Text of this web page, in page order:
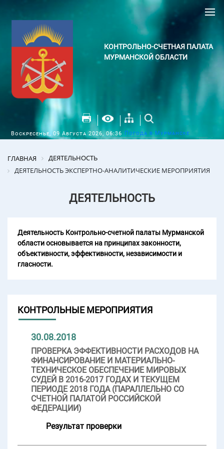
КОНТРОЛЬНО-СЧЕТНАЯ ПАЛАТА
МУРМАНСКОЙ ОБЛАСТИ
Воскресенье, 09 Августа 2026, 06:36 Погода в Мурманске
ГЛАВНАЯ
ДЕЯТЕЛЬНОСТЬ
ДЕЯТЕЛЬНОСТЬ ЭКСПЕРТНО-АНАЛИТИЧЕСКИЕ МЕРОПРИЯТИЯ
ДЕЯТЕЛЬНОСТЬ
Деятельность Контрольно-счетной палаты Мурманской
области основывается на принципах законности,
объективности, эффективности, независимости и
гласности.
КОНТРОЛЬНЫЕ МЕРОПРИЯТИЯ
30.08.2018
ПРОВЕРКА ЭФФЕКТИВНОСТИ РАСХОДОВ НА
ФИНАНСИРОВАНИЕ И МАТЕРИАЛЬНО-
ТЕХНИЧЕСКОЕ ОБЕСПЕЧЕНИЕ МИРОВЫХ
СУДЕЙ В 2016-2017 ГОДАХ И ТЕКУЩЕМ
ПЕРИОДЕ 2018 ГОДА (ПАРАЛЛЕЛЬНО СО
СЧЕТНОЙ ПАЛАТОЙ РОССИЙСКОЙ
ФЕДЕРАЦИИ)
Результат проверки